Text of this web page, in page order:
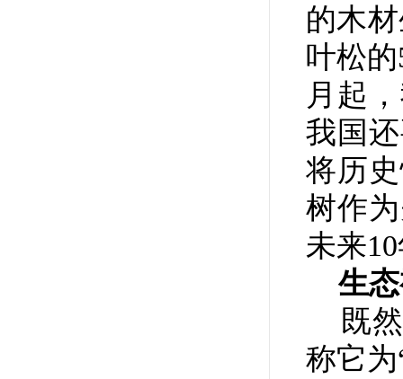
的木
叶松
月起
我国
将历
树作
未来
生态
既然
称它